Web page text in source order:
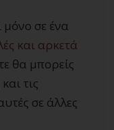
μόνο σε ένα
και αρκετά
θα μπορείς
τις
σε άλλες